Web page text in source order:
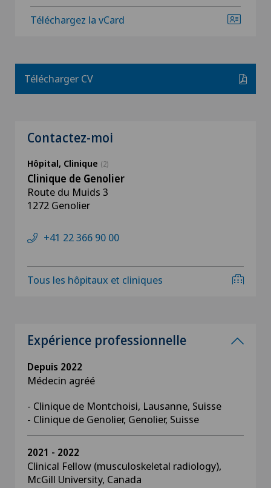
Téléchargez la vCard
Télécharger CV
Contactez-moi
Hôpital, Clinique (2)
Clinique de Genolier
Route du Muids 3
1272 Genolier
+41 22 366 90 00
Tous les hôpitaux et cliniques
Expérience professionnelle
Depuis 2022
Médecin agréé
- Clinique de Montchoisi, Lausanne, Suisse
- Clinique de Genolier, Genolier, Suisse
2021 - 2022
Clinical Fellow (musculoskeletal radiology),
McGill University, Canada